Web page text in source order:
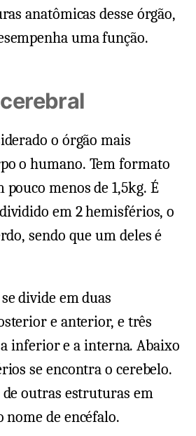
anatômicas desse órgão,
uma função.
o órgão mais
o humano. Tem formato
pouco menos de 1,5kg. É
em 2 hemisférios, o
sendo que um deles é
divide em duas
e anterior, e três
inferior e a interna. Abaixo
se encontra o cerebelo.
de outras estruturas em
nome de encéfalo.